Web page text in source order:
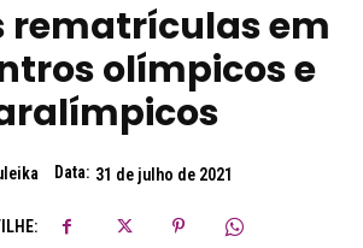
rematrículas em
olímpicos e
Data: 31 de julho de 2021